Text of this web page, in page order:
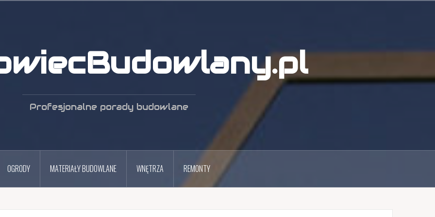
Profesjonalne porady budowlane
OGRODY MATERIAŁY BUDOWLANE WNĘTRZA REMONTY